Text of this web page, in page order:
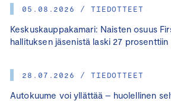
05.08.2026 / TIEDOTTEET
Keskuskauppakamari: Naisten osuus
hallituksen jäsenistä laski 27 prosenttiin
28.07.2026 / TIEDOTTEET
Autokuume voi yllättää – huolellinen